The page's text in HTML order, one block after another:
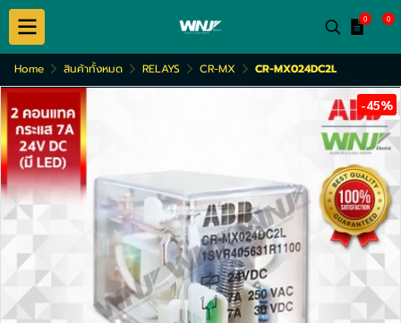
0 0
Home สินค้าทั้งหมด RELAYS CR-MX CR-MX024DC2L
-45%